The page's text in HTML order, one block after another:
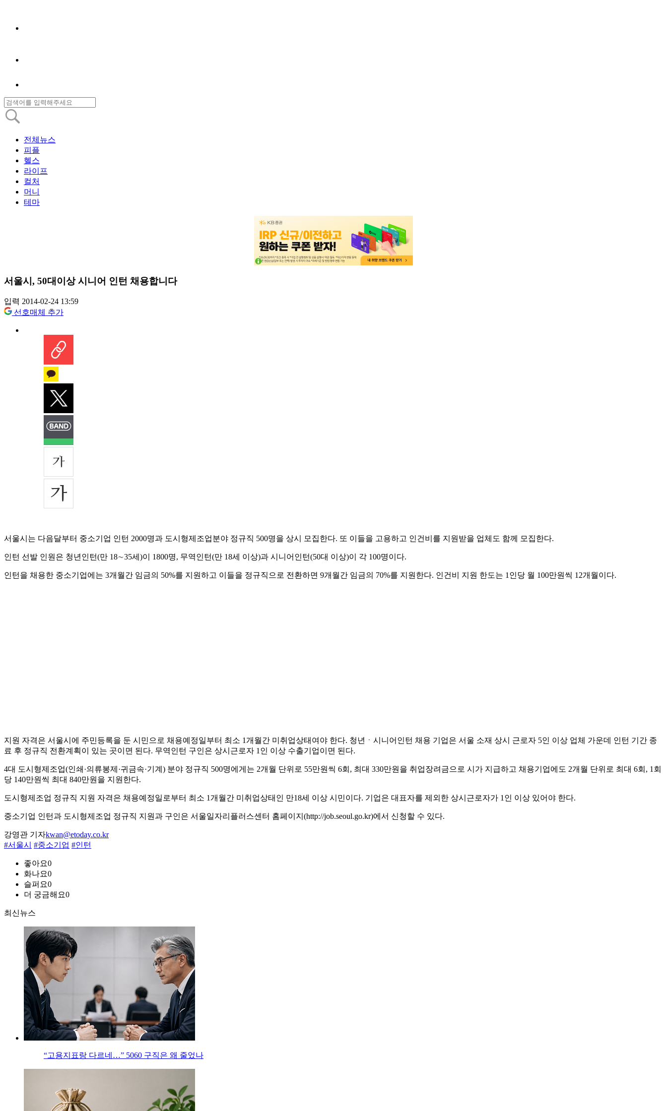
전체뉴스
피플
헬스
라이프
컬처
머니
테마
서울시, 50대이상 시니어 인턴 채용합니다
입력 2014-02-24 13:59
선호매체 추가
서울시는 다음달부터 중소기업 인턴 2000명과 도시형제조업분야 정규직 500명을 상시 모집한다. 또 이들을 고용하고 인건비를 지원받을 업체도 함께 모집한다.
인턴 선발 인원은 청년인턴(만 18∼35세)이 1800명, 무역인턴(만 18세 이상)과 시니어인턴(50대 이상)이 각 100명이다.
인턴을 채용한 중소기업에는 3개월간 임금의 50%를 지원하고 이들을 정규직으로 전환하면 9개월간 임금의 70%를 지원한다. 인건비 지원 한도는 1인당 월 100만원씩 12개월이다.
지원 자격은 서울시에 주민등록을 둔 시민으로 채용예정일부터 최소 1개월간 미취업상태여야 한다. 청년ㆍ시니어인턴 채용 기업은 서울 소재 상시 근로자 5인 이상 업체 가운데 인턴 기간 종
료 후 정규직 전환계획이 있는 곳이면 된다. 무역인턴 구인은 상시근로자 1인 이상 수출기업이면 된다.
4대 도시형제조업(인쇄·의류봉제·귀금속·기계) 분야 정규직 500명에게는 2개월 단위로 55만원씩 6회, 최대 330만원을 취업장려금으로 시가 지급하고 채용기업에도 2개월 단위로 최대 6회, 1회
당 140만원씩 최대 840만원을 지원한다.
도시형제조업 정규직 지원 자격은 채용예정일로부터 최소 1개월간 미취업상태인 만18세 이상 시민이다. 기업은 대표자를 제외한 상시근로자가 1인 이상 있어야 한다.
중소기업 인턴과 도시형제조업 정규직 지원과 구인은 서울일자리플러스센터 홈페이지(http://job.seoul.go.kr)에서 신청할 수 있다.
강영관 기자kwan@etoday.co.kr
#서울시 #중소기업 #인턴
좋아요0
화나요0
슬퍼요0
더 궁금해요0
최신뉴스
“고용지표랑 다르네…” 5060 구직은 왜 줄었나